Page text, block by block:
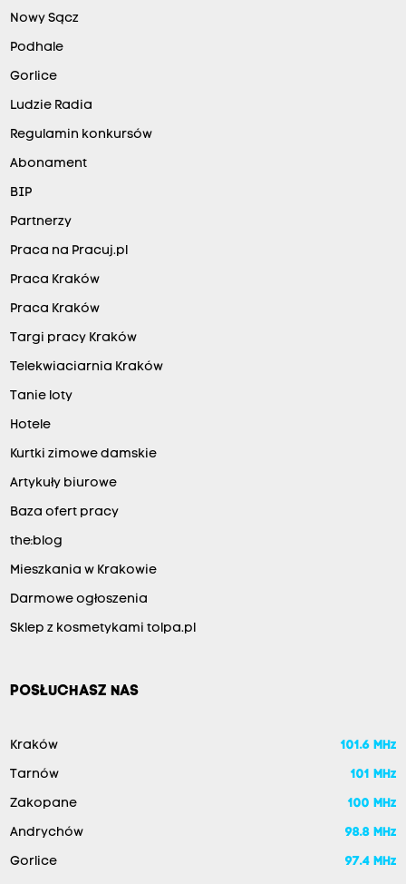
Nowy Sącz
Podhale
Gorlice
Ludzie Radia
Regulamin konkursów
Abonament
BIP
Partnerzy
Praca na Pracuj.pl
Praca Kraków
Praca Kraków
Targi pracy Kraków
Telekwiaciarnia Kraków
Tanie loty
Hotele
Kurtki zimowe damskie
Artykuły biurowe
Baza ofert pracy
the:blog
Mieszkania w Krakowie
Darmowe ogłoszenia
Sklep z kosmetykami tolpa.pl
POSŁUCHASZ NAS
Kraków 101.6 MHz
Tarnów 101 MHz
Zakopane 100 MHz
Andrychów 98.8 MHz
Gorlice 97.4 MHz